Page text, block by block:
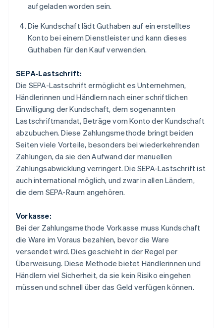
aufgeladen worden sein.
Die Kundschaft lädt Guthaben auf ein erstelltes
Konto bei einem Dienstleister und kann dieses
Guthaben für den Kauf verwenden.
SEPA-Lastschrift:
Die SEPA-Lastschrift ermöglicht es Unternehmen,
Händlerinnen und Händlern nach einer schriftlichen
Einwilligung der Kundschaft, dem sogenannten
Lastschriftmandat, Beträge vom Konto der Kundschaft
abzubuchen. Diese Zahlungsmethode bringt beiden
Seiten viele Vorteile, besonders bei wiederkehrenden
Zahlungen, da sie den Aufwand der manuellen
Zahlungsabwicklung verringert. Die SEPA-Lastschrift ist
auch international möglich, und zwar in allen Ländern,
die dem SEPA-Raum angehören.
Vorkasse:
Bei der Zahlungsmethode Vorkasse muss Kundschaft
die Ware im Voraus bezahlen, bevor die Ware
versendet wird. Dies geschieht in der Regel per
Überweisung. Diese Methode bietet Händlerinnen und
Händlern viel Sicherheit, da sie kein Risiko eingehen
müssen und schnell über das Geld verfügen können.